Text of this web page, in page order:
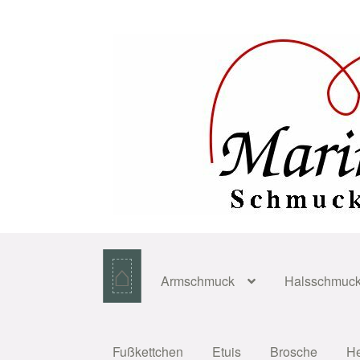
⌂ Armschmuck
Fußkettchen Etuis Brosche